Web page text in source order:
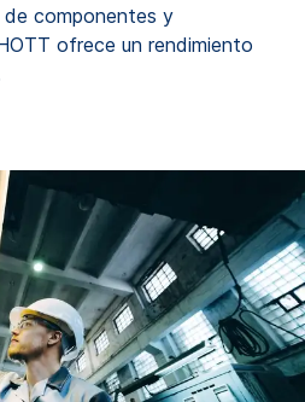
de componentes y
ofrece un rendimiento